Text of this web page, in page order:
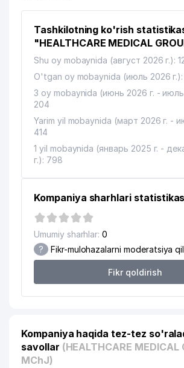
Tashkilotning ko'rish
"HEALTHCARE MEDICAL
Shu oy mobaynida (август 2026 г.):
O'tgan oy mobaynida (июль 2026
3 oy mobaynida (июнь 2026 г. - июль
204
Yarim yil mobaynida (март 2026 г. -
414
1 yil mobaynida (январь 2025 г. -
г.): 798
Kompaniya sharhlari
Umumiy sharhlar: 0
? Fikr-mulohazalarni moderatsiya
Fikr qoldirish
Kompaniya haqida tez-tez
savollar (HEALTHCARE MEDICAL
MChJ)